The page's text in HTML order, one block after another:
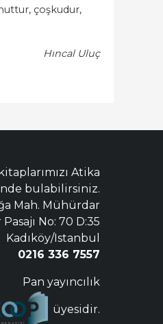
çoşkudur,
Hıncal Uluç
Atika
bulabilirsiniz.
Mah. Mühürdar
No: 70 D:35
Kadıköy/Istanbul
0216 336 7557
Pan yayıncılık
üyesidir.